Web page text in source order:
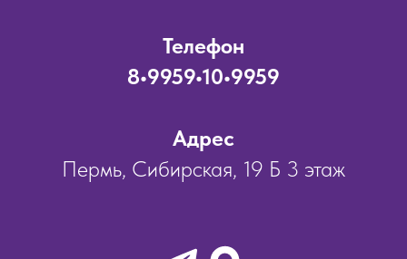
Телефон
8•9959•10•9959
Адрес
Пермь, Сибирская, 19 Б 3 этаж